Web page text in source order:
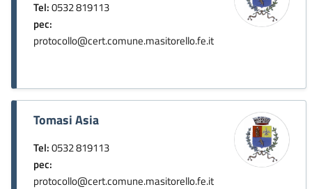
Tel:0532 819113
pec:
protocollo@cert.comune.masitorello.fe.it
Tomasi Asia
Tel:0532 819113
pec:
protocollo@cert.comune.masitorello.fe.it